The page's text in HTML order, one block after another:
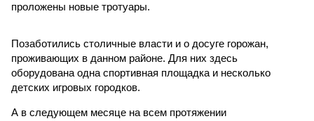
проложены новые тротуары.
Позаботились столичные власти и о досуге горожан,
проживающих в данном районе. Для них здесь
оборудована одна спортивная площадка и несколько
детских игровых городков.
А в следующем месяце на всем протяжении